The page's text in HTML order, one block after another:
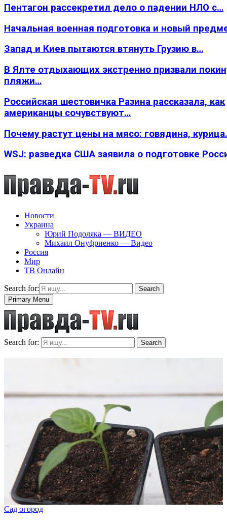
Пентагон рассекретил дело о падении НЛО с…
Начальная военная подготовка и новый
Запад и Киев пытаются втянуть Грузию в…
В Ялте отдыхающих экстренно призвали
пляжи…
Российская шестовичка Разина рассказала, как
американцы сочувствуют…
Почему растут цены на мясо: говядина,
WSJ: разведка США заявила о подготовке
Новости
Украина
Юрий Подоляка — ВИДЕО
Михаил Онуфриенко — Видео
Россия
Мир
ТВ Онлайн
Search for:
Search
Primary Menu
Search for: Search
Сад огород